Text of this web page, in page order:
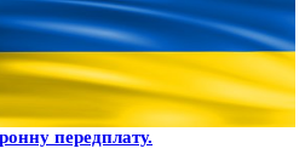
передплату.